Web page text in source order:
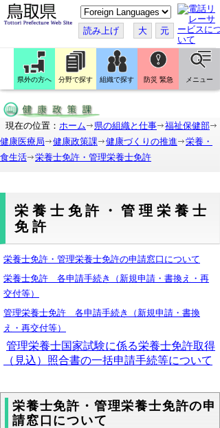
こ
の
ペ
ー
ジ
翻
訳
す
読み上げ 大 元
県外の方へ 分野で探す 組織で探す 防災 緊急 メニュー
現在の位置： ホーム 県の組織と仕事
福祉保健部
健康医療局
健康政策課 健康づくりの推進
栄養・
食生活
栄養士免許・管理栄養士免許
栄養士免許・管理栄養士
免許
栄養士免許・管理栄養士免許の申請窓口について
栄養士免許 各申請手続き（新規申請・書換え・再
交付等）
管理栄養士免許 各申請手続き
（新規申請・書換
え・再交付等）
管理栄養士国家試験に係る栄養士免許取得
（見込）照合書の一括申請手続等について
栄養士免許・管理栄養士免許の申
請窓口について